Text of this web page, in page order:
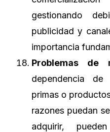
gestionando
publicidad y
importancia
Problemas de
dependencia de
primas o
razones puedan
adquirir,